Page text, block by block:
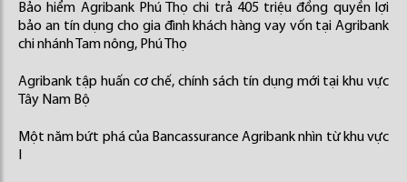
Bảo hiểm Agribank Phú Thọ chi trả 405 triệu đồng quyền lợi
bảo an tín dụng cho gia đình khách hàng vay vốn tại Agribank
chi nhánh Tam nông, Phú Thọ
Agribank tập huấn cơ chế, chính sách tín dụng mới tại khu vực
Tây Nam Bộ
Một năm bứt phá của Bancassurance Agribank nhìn từ khu vực